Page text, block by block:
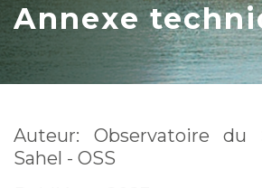
Annexe
Intégration de
dimension «
changement
climatique »
Auteur: Observatoire du
Sahel - OSS